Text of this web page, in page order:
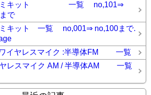
セミキット 一覧 no,101⇒
で
ミキット 一覧 no,001⇒ no,100まで.
ワイヤレスマイク :半導体FM 一覧
ヤレスマイク AM / 半導体AM 一覧